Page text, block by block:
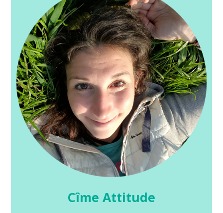
Cîme Attitude